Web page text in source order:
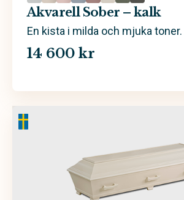
Sand
Trä
Valfri färg
Furu
Akvarell Sober – kalk
En kista i milda och mjuka toner.
14 600 kr